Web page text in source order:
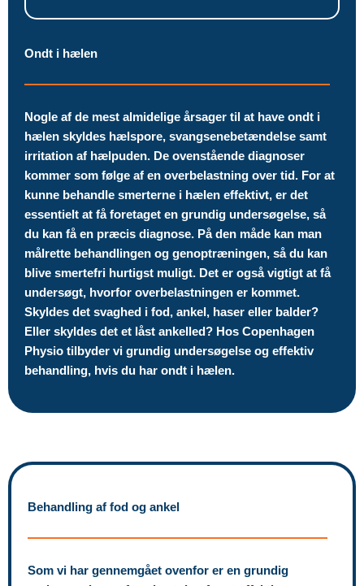
Ondt i hælen
Nogle af de mest almidelige årsager til at have ondt i
hælen skyldes hælspore, svangsenebetændelse samt
irritation af hælpuden. De ovenstående diagnoser
kommer som følge af en overbelastning over tid. For at
kunne behandle smerterne i hælen effektivt, er det
essentielt at få foretaget en grundig undersøgelse, så
du kan få en præcis diagnose. På den måde kan man
målrette behandlingen og genoptræningen, så du kan
blive smertefri hurtigst muligt. Det er også vigtigt at få
undersøgt, hvorfor overbelastningen er kommet.
Skyldes det svaghed i fod, ankel, haser eller balder?
Eller skyldes det et låst ankelled? Hos Copenhagen
Physio tilbyder vi grundig undersøgelse og effektiv
behandling, hvis du har ondt i hælen.
Behandling af fod og ankel
Som vi har gennemgået ovenfor er en grundig